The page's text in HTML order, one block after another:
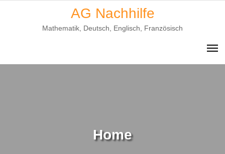
AG Nachhilfe
Mathematik, Deutsch, Englisch, Französisch
Home